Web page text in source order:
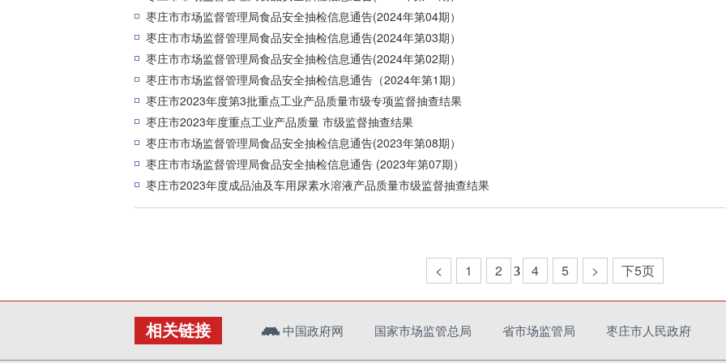
枣庄市市场监督管理局食品安全抽检信息通告(2024年第04期）
枣庄市市场监督管理局食品安全抽检信息通告(2024年第03期）
枣庄市市场监督管理局食品安全抽检信息通告(2024年第02期）
枣庄市市场监督管理局食品安全抽检信息通告（2024年第1期）
枣庄市2023年度第3批重点工业产品质量市级专项监督抽查结果
枣庄市2023年度重点工业产品质量 市级监督抽查结果
枣庄市市场监督管理局食品安全抽检信息通告(2023年第08期）
枣庄市市场监督管理局食品安全抽检信息通告 (2023年第07期）
枣庄市2023年度成品油及车用尿素水溶液产品质量市级监督抽查结果
< 1 2 3 4 5 > 下5页
相关链接 中国政府网 国家市场监管总局 省市场监管局 枣庄市人民政府